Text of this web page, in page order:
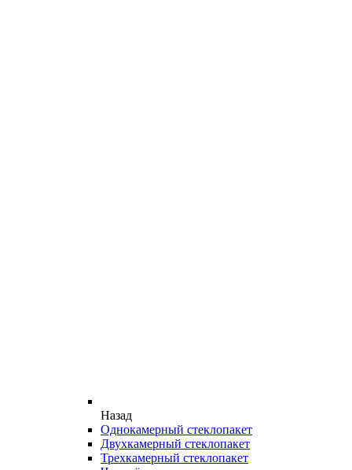
Назад
Однокамерный стеклопакет
Двухкамерный стеклопакет
Трехкамерный стеклопакет